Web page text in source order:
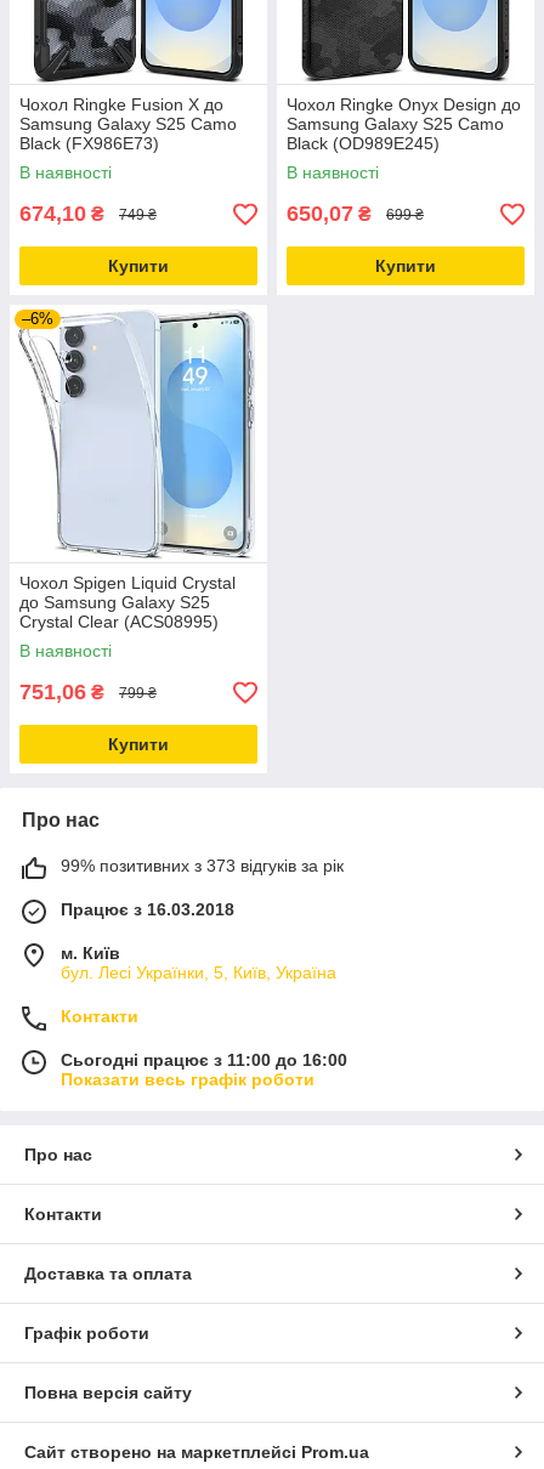
Чохол Ringke Fusion X до
Samsung Galaxy S25 Camo
Black (FX986E73)
В наявності
674,10 ₴ 749 ₴
Купити
Чохол Ringke Onyx Design до
Samsung Galaxy S25 Camo
Black (OD989E245)
В наявності
650,07 ₴ 699 ₴
Купити
–6%
Чохол Spigen Liquid Crystal
до Samsung Galaxy S25
Crystal Clear (ACS08995)
В наявності
751,06 ₴ 799 ₴
Купити
Про нас
99% позитивних з 373 відгуків за рік
Працює з 16.03.2018
м. Київ
бул. Лесі Українки, 5, Київ, Україна
Контакти
Сьогодні працює з 11:00 до 16:00
Показати весь графік роботи
Про нас
Контакти
Доставка та оплата
Графік роботи
Повна версія сайту
Сайт створено на маркетплейсі Prom.ua